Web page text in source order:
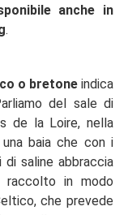
anche in
.
o bretone indica
del sale di
de la Loire, nella
baia che con i
saline abbraccia
raccolto in modo
che prevede